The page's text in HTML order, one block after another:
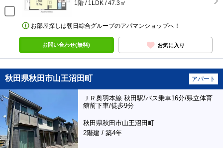
1階 / 1LDK / 47.3㎡
お部屋探しは朝日綜合グループのアパマンショップへ！
お問い合わせ(無料) お気に入り
秋田県秋田市山王沼田町 アパート
ＪＲ奥羽本線 秋田駅/バス乗車16分/県立体育
館前下車/徒歩9分
秋田県秋田市山王沼田町
2階建 / 築4年